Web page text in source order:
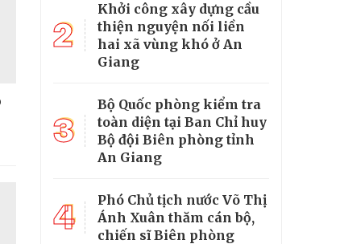
2
Khởi công xây dựng cầu
thiện nguyện nối liền
hai xã vùng khó ở An
Giang
3
Bộ Quốc phòng kiểm tra
toàn diện tại Ban Chỉ huy
Bộ đội Biên phòng tỉnh
An Giang
4
Phó Chủ tịch nước Võ Thị
Ánh Xuân thăm cán bộ,
chiến sĩ Biên phòng